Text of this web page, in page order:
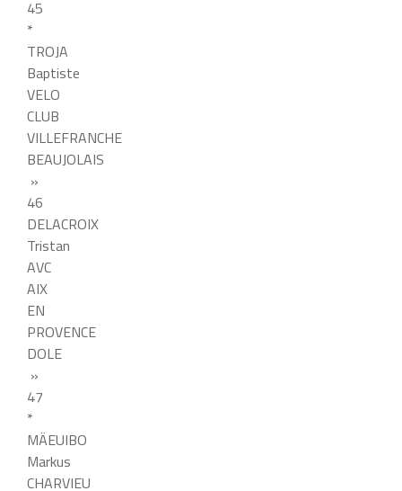
45
*
TROJA
Baptiste
VELO
CLUB
VILLEFRANCHE
BEAUJOLAIS
»
46
DELACROIX
Tristan
AVC
AIX
EN
PROVENCE
DOLE
»
47
*
MÄEUIBO
Markus
CHARVIEU